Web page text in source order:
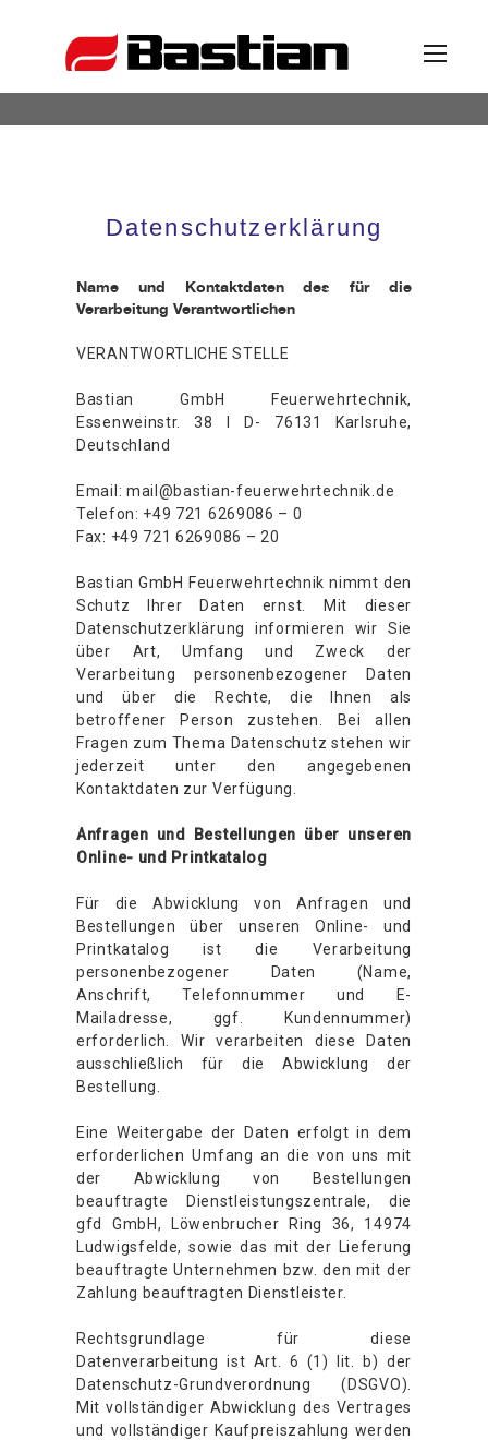
News
Katalog
Kundendienst
Kontakt
Datenschutzerklärung
Name und Kontaktdaten des für die
Verarbeitung Verantwortlichen
VERANTWORTLICHE STELLE
Bastian GmbH Feuerwehrtechnik,
Essenweinstr. 38 I D- 76131 Karlsruhe,
Deutschland
Email: mail@bastian-feuerwehrtechnik.de
Telefon: +49 721 6269086 – 0
Fax: +49 721 6269086 – 20
Bastian GmbH Feuerwehrtechnik nimmt den
Schutz Ihrer Daten ernst. Mit dieser
Datenschutzerklärung informieren wir Sie
über Art, Umfang und Zweck der
Verarbeitung personenbezogener Daten
und über die Rechte, die Ihnen als
betroffener Person zustehen. Bei allen
Fragen zum Thema Datenschutz stehen wir
jederzeit unter den angegebenen
Kontaktdaten zur Verfügung.
Anfragen und Bestellungen über unseren
Online- und Printkatalog
Für die Abwicklung von Anfragen und
Bestellungen über unseren Online- und
Printkatalog ist die Verarbeitung
personenbezogener Daten (Name,
Anschrift, Telefonnummer und E-
Mailadresse, ggf. Kundennummer)
erforderlich. Wir verarbeiten diese Daten
ausschließlich für die Abwicklung der
Bestellung.
Eine Weitergabe der Daten erfolgt in dem
erforderlichen Umfang an die von uns mit
der Abwicklung von Bestellungen
beauftragte Dienstleistungszentrale, die
gfd GmbH, Löwenbrucher Ring 36, 14974
Ludwigsfelde, sowie das mit der Lieferung
beauftragte Unternehmen bzw. den mit der
Zahlung beauftragten Dienstleister.
Rechtsgrundlage für diese
Datenverarbeitung ist Art. 6 (1) lit. b) der
Datenschutz-Grundverordnung (DSGVO).
Mit vollständiger Abwicklung des Vertrages
und vollständiger Kaufpreiszahlung werden